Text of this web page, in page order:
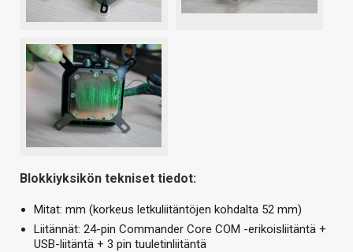
Blokkiyksikön tekniset tiedot:
Mitat: mm (korkeus letkuliitäntöjen kohdalta 52 mm)
Liitännät: 24-pin Commander Core COM -erikoisliitäntä +
USB-liitäntä + 3 pin tuuletinliitäntä